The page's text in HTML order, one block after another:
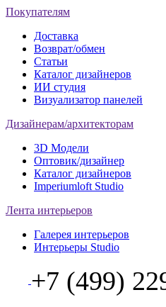
Покупателям
Доставка
Возврат/обмен
Статьи
Каталог дизайнеров
ИИ студия
Визуализатор панелей
Дизайнерам/архитекторам
3D Модели
Оптовик/дизайнер
Каталог дизайнеров
Imperiumloft Studio
Лента интерьеров
Галерея интерьеров
Интерьеры Studio
+7 (499)